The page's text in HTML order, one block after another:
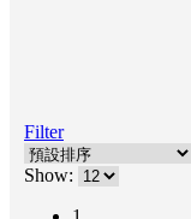
Filter
Show: